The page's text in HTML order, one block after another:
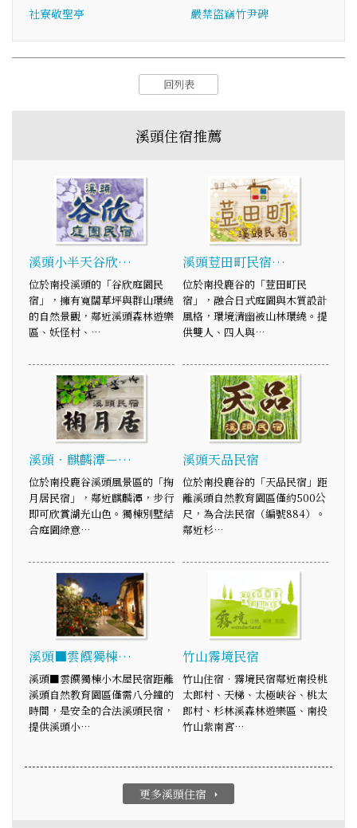
社寮敬聖亭
嚴禁盜竊竹尹碑
回列表
溪頭住宿推薦
溪頭小半天谷欣…
位於南投溪頭的「谷欣庭園民
宿」，擁有寬闊草坪與群山環繞
的自然景觀，鄰近溪頭森林遊樂
區、妖怪村、…
溪頭荳田町民宿…
位於南投鹿谷的「荳田町民
宿」，融合日式庭園與木質設計
風格，環境清幽被山林環繞。提
供雙人、四人與…
溪頭‧麒麟潭－…
位於南投鹿谷溪頭風景區的「掬
月居民宿」，鄰近麒麟潭，步行
即可欣賞湖光山色。獨棟別墅結
合庭園綠意…
溪頭天品民宿
位於南投鹿谷的「天品民宿」距
離溪頭自然教育園區僅約500公
尺，為合法民宿（編號884）。
鄰近杉…
溪頭■雲饌獨棟…
溪頭■雲饌獨棟小木屋民宿距離
溪頭自然教育園區僅需八分鐘的
時間，是安全的合法溪頭民宿，
提供溪頭小…
竹山霧境民宿
竹山住宿‧霧境民宿鄰近南投桃
太郎村、天梯、太極峽谷、桃太
郎村、杉林溪森林遊樂區、南投
竹山紫南宮…
更多溪頭住宿 arrow_right